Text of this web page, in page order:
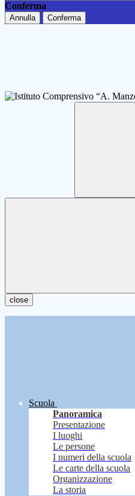
Conferma
Annulla Conferma
close
Scuola
Panoramica
Presentazione
I luoghi
Le persone
I numeri della scuola
Le carte della scuola
Organizzazione
La storia